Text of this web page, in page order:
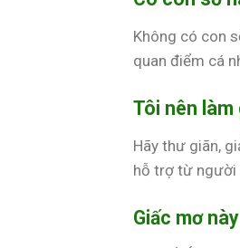
Không có con
quan điểm cá
Tôi nên làm
Hãy thư giãn,
hỗ trợ từ người
Giấc mơ